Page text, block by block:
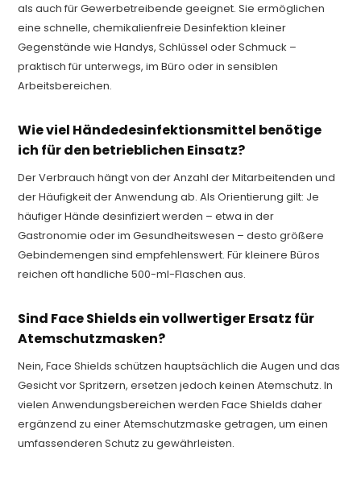
als auch für Gewerbetreibende geeignet. Sie ermöglichen
eine schnelle, chemikalienfreie Desinfektion kleiner
Gegenstände wie Handys, Schlüssel oder Schmuck –
praktisch für unterwegs, im Büro oder in sensiblen
Arbeitsbereichen.
Wie viel Händedesinfektionsmittel benötige
ich für den betrieblichen Einsatz?
Der Verbrauch hängt von der Anzahl der Mitarbeitenden und
der Häufigkeit der Anwendung ab. Als Orientierung gilt: Je
häufiger Hände desinfiziert werden – etwa in der
Gastronomie oder im Gesundheitswesen – desto größere
Gebindemengen sind empfehlenswert. Für kleinere Büros
reichen oft handliche 500-ml-Flaschen aus.
Sind Face Shields ein vollwertiger Ersatz für
Atemschutzmasken?
Nein, Face Shields schützen hauptsächlich die Augen und das
Gesicht vor Spritzern, ersetzen jedoch keinen Atemschutz. In
vielen Anwendungsbereichen werden Face Shields daher
ergänzend zu einer Atemschutzmaske getragen, um einen
umfassenderen Schutz zu gewährleisten.